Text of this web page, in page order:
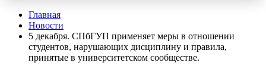
Главная
Новости
5 декабря. СПбГУП применяет меры в отношении
студентов, нарушающих дисциплину и правила,
принятые в университетском сообществе.